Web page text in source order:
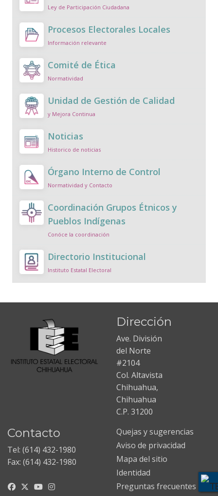
Ley de Participación Ciudadana
Procesos Electorales Locales
Información relevante
Comité de Ética
Normatividad
Unidad de Gestión de Calidad
y Mejora Continua
Noticias
Historico de noticias
Órgano Interno de Control
Normatividad y Contacto
Coordinación Grupos Étnicos y
Pueblos Indígenas
Conóce la coordinación
Directorio Institucional
Instituto Estatal Electoral
Dirección
Ave. División
del Norte
#2104
Col. Altavista
Chihuahua,
Chihuahua
C.P. 31200
Contacto
Tel: (614) 432-1980
Fax: (614) 432-1980
Quejas y sugerencias
Aviso de privacidad
Mapa del sitio
Identidad
Preguntas frecuentes